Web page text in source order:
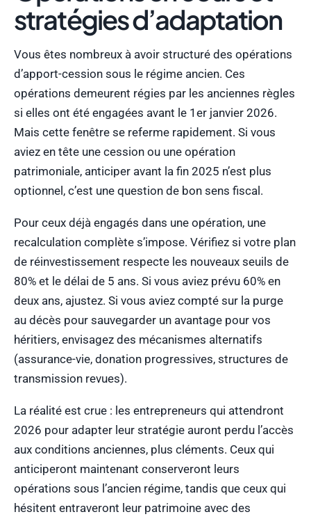
stratégies d’adaptation
Vous êtes nombreux à avoir structuré des opérations
d’apport-cession sous le régime ancien. Ces
opérations demeurent régies par les anciennes règles
si elles ont été engagées avant le 1er janvier 2026.
Mais cette fenêtre se referme rapidement. Si vous
aviez en tête une cession ou une opération
patrimoniale, anticiper avant la fin 2025 n’est plus
optionnel, c’est une question de bon sens fiscal.
Pour ceux déjà engagés dans une opération, une
recalculation complète s’impose. Vérifiez si votre plan
de réinvestissement respecte les nouveaux seuils de
80% et le délai de 5 ans. Si vous aviez prévu 60% en
deux ans, ajustez. Si vous aviez compté sur la purge
au décès pour sauvegarder un avantage pour vos
héritiers, envisagez des mécanismes alternatifs
(assurance-vie, donation progressives, structures de
transmission revues).
La réalité est crue : les entrepreneurs qui attendront
2026 pour adapter leur stratégie auront perdu l’accès
aux conditions anciennes, plus cléments. Ceux qui
anticiperont maintenant conserveront leurs
opérations sous l’ancien régime, tandis que ceux qui
hésitent entraveront leur patrimoine avec des